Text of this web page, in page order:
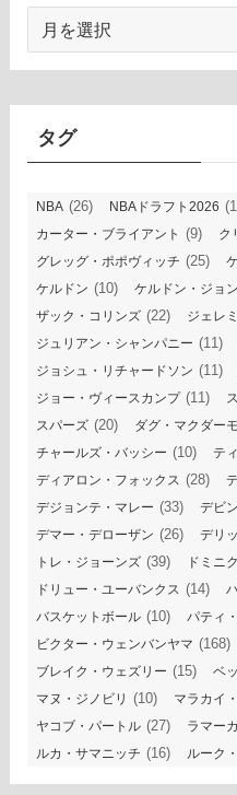
カ
イ
タグ
NBA (26) NBAドラフト2026
カーター・ブライアント (9) ク
グレッグ・ポポヴィッチ (25)
ケルドン (10) ケルドン・ジョ
ザック・コリンズ (22) ジェレ
ジュリアン・シャンパニー (11)
ジョシュ・リチャードソン (11)
ジョー・ヴィースカンプ(11)
スパーズ (20) ダグ・マクダー
チャールズ・バッシー (10) テ
ディアロン・フォックス (28)
デジョンテ・マレー (33) デビ
デマー・デローザン (26) デリ
トレ・ジョーンズ (39) ドミニ
ドリュー・ユーバンクス (14)
バスケットボール (10) パティ
ビクター・ウェンバンヤマ (168)
ブレイク・ウェズリー (15) ベ
マヌ・ジノビリ (10) マラカイ
ヤコブ・パートル (27) ラマー
ルカ・サマニッチ (16) ルーク